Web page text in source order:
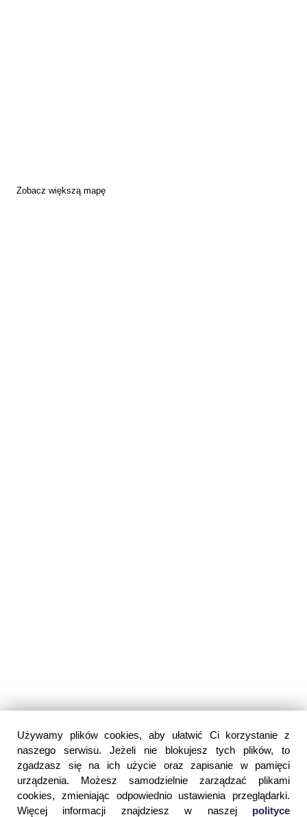
Używamy plików cookies, aby ułatwić Ci korzystanie z
naszego serwisu. Jeżeli nie blokujesz tych plików, to
zgadzasz się na ich użycie oraz zapisanie w pamięci
urządzenia. Możesz samodzielnie zarządzać plikami
cookies, zmieniając odpowiednio ustawienia przeglądarki.
Więcej informacji znajdziesz w naszej polityce
Zobacz większą mapę